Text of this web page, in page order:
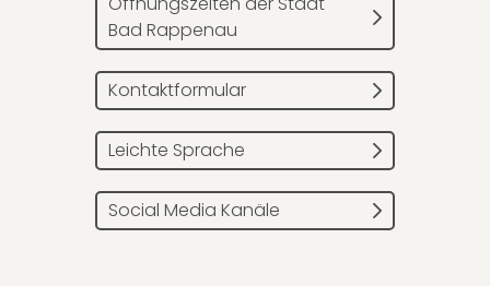
Bad Rappenau
Kontaktformular
Leichte Sprache
Social Media Kanäle